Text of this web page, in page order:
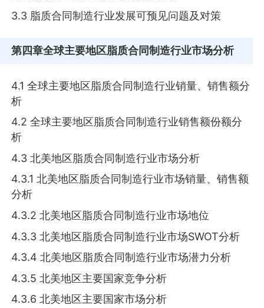
3.3 脂质合同制造行业发展可预见问题及对策
第四章全球主要地区脂质合同制造行业市场分析
4.1 全球主要地区脂质合同制造行业销量、销售额分
析
4.2 全球主要地区脂质合同制造行业销售额份额分
析
4.3 北美地区脂质合同制造行业市场分析
4.3.1 北美地区脂质合同制造行业市场销量、销售额
分析
4.3.2 北美地区脂质合同制造行业市场地位
4.3.3 北美地区脂质合同制造行业市场SWOT分析
4.3.4 北美地区脂质合同制造行业市场潜力分析
4.3.5 北美地区主要国家竞争分析
4.3.6 北美地区主要国家市场分析